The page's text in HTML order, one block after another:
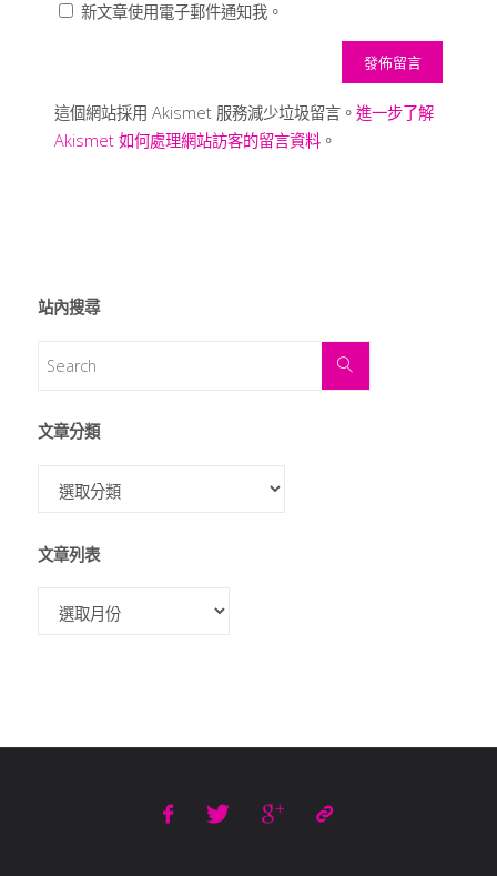
新文章使用電子郵件通知我。
這個網站採用 Akismet 服務減少垃圾留言。 進一步了解
Akismet 如何處理網站訪客的留言資料。
站內搜尋
文章分類
文章列表